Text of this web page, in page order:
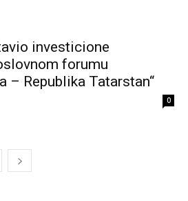
investicione
forumu
– Republika Tatarstan“
0